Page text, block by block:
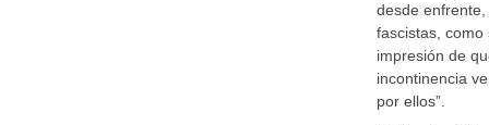
desde
fascistas, como
impresión de
incontinencia
por ellos”.